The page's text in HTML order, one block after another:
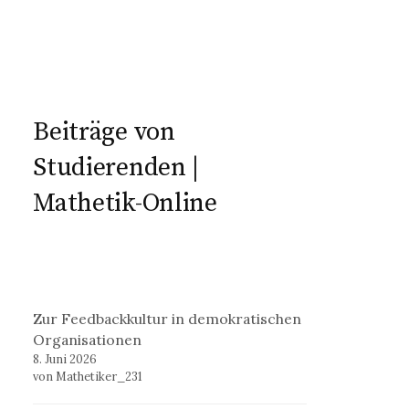
Beiträge von
Studierenden |
Mathetik-Online
Zur Feedbackkultur in demokratischen
Organisationen
8. Juni 2026
von Mathetiker_231